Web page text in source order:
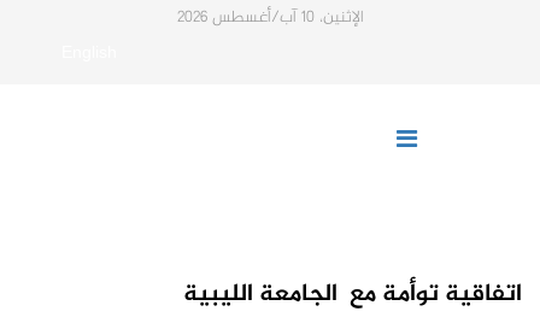
الإثنين، 10 آب/أغسطس 2026
اتفاقية توأمة مع الجامعة الليبية